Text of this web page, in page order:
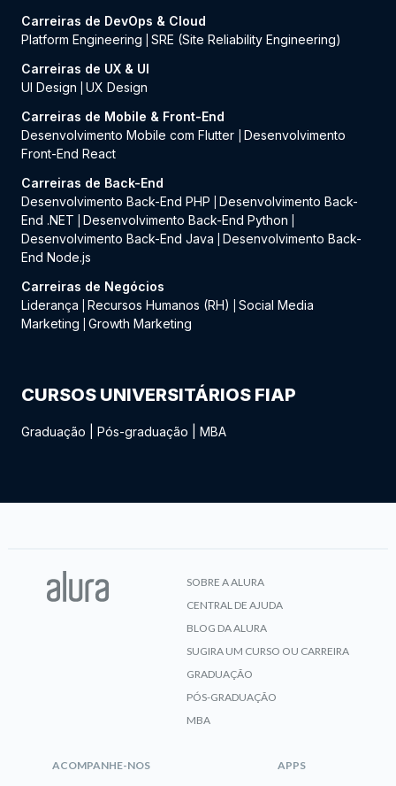
Carreiras de DevOps & Cloud
Platform Engineering
SRE (Site Reliability Engineering)
Carreiras de UX & UI
UI Design
UX Design
Carreiras de Mobile & Front-End
Desenvolvimento Mobile com Flutter
Desenvolvimento
Front-End React
Carreiras de Back-End
Desenvolvimento Back-End PHP
Desenvolvimento Back-
End .NET
Desenvolvimento Back-End Python
Desenvolvimento Back-End Java
Desenvolvimento Back-
End Node.js
Carreiras de Negócios
Liderança
Recursos Humanos (RH)
Social Media
Marketing
Growth Marketing
CURSOS UNIVERSITÁRIOS FIAP
Graduação Pós-graduação MBA
SOBRE A ALURA
CENTRAL DE AJUDA
BLOG DA ALURA
SUGIRA UM CURSO OU CARREIRA
GRADUAÇÃO
PÓS-GRADUAÇÃO
MBA
ACOMPANHE-NOS APPS